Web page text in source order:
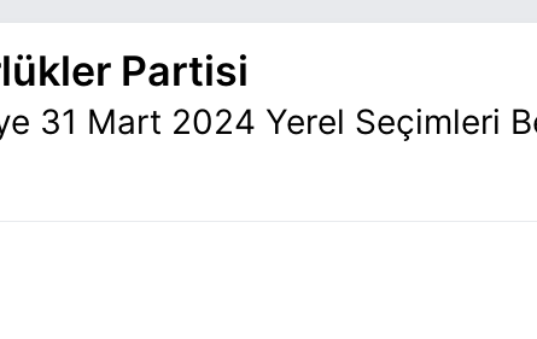
Partisi
31 Mart 2024 Yerel Seçimleri